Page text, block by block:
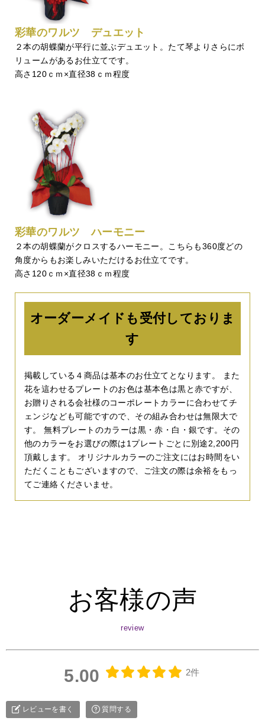
彩華のワルツ デュエット
２本の胡蝶蘭が平行に並ぶデュエット。たて琴よりさらにボ
リュームがあるお仕立てです。
高さ120ｃｍ×直径38ｃｍ程度
彩華のワルツ ハーモニー
２本の胡蝶蘭がクロスするハーモニー。こちらも360度どの
角度からもお楽しみいただけるお仕立てです。
高さ120ｃｍ×直径38ｃｍ程度
オーダーメイドも受付しておりま
す
掲載している４商品は基本のお仕立てとなります。 また
花を這わせるプレートのお色は基本色は黒と赤ですが、
お贈りされる会社様のコーポレートカラーに合わせてチ
ェンジなども可能ですので、その組み合わせは無限大で
す。 無料プレートのカラーは黒・赤・白・銀です。その
他のカラーをお選びの際は1プレートごとに別途2,200円
頂戴します。 オリジナルカラーのご注文にはお時間をい
ただくこともございますので、ご注文の際は余裕をもっ
てご連絡くださいませ。
お客様の声
5.00 2件
レビューを書く 質問する